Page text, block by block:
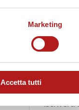
Marketing
Accetta tutti
iscriverti